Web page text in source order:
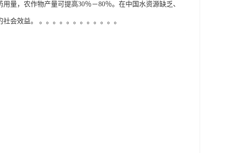
量，农作物产量可提高30％－80％。在中国水资源缺乏、
效益。 。。。。。。。。。。。。